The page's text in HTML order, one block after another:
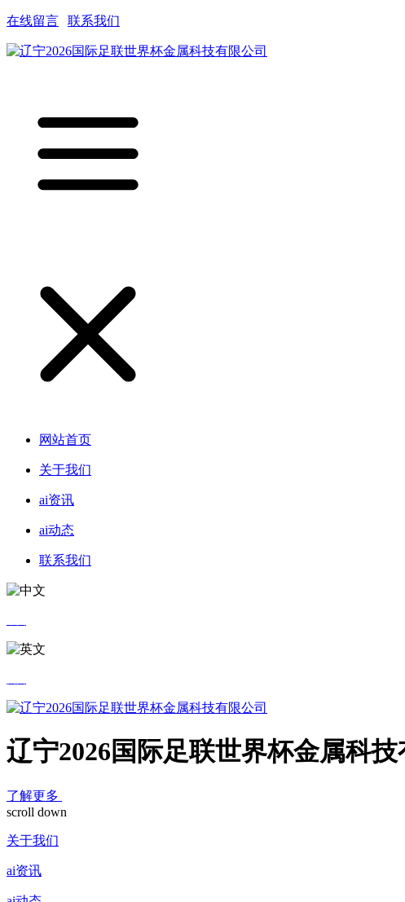
在线留言 联系我们
网站首页
关于我们
ai资讯
ai动态
联系我们
辽宁2026国际足联世界杯金属科技
了解更多
scroll down
关于我们
ai资讯